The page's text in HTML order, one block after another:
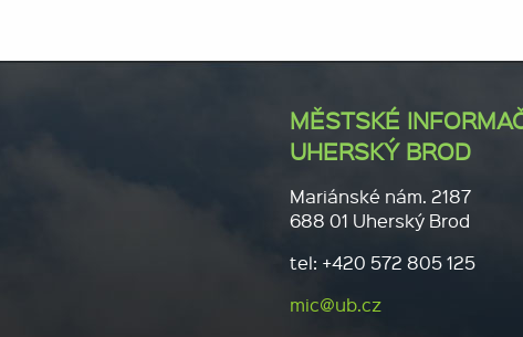
MĚSTSKÉ
UHERSKÝ BROD
Mariánské nám. 2187
688 01 Uherský Brod
tel: +420 572 805 125
mic@ub.cz